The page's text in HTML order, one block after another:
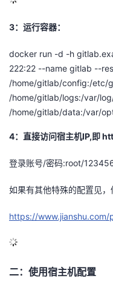
博
客
的
论
坛
我
的
圈
子
我
的
直
播
我
的
活
我
的
堂
我
的
课
我
的
我
我
的
技
术
支
我
的
云
声
3：运行容器：
docker run -d -h
222:22 --name gitlab --
/home/gitlab/config:/etc/
/home/gitlab/logs:/var/
/home/gitlab/data:/var/
4：直接访问宿主机IP,即
登录账号/密码:root/
如果有其他特殊的配置见
https://
二：使用宿主机配置